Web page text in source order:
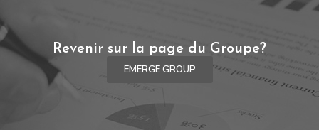
Revenir sur la page du Groupe?
EMERGE GROUP